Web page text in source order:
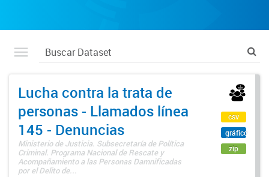
Lucha contra la trata de
personas - Llamados línea
145 - Denuncias
Ministerio de Justicia. Subsecretaría de Política
Criminal. Programa Nacional de Rescate y
Acompañamiento a las Personas Damnificadas
por el Delito de...
csv
gráfico
zip